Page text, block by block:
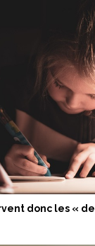
donc les «